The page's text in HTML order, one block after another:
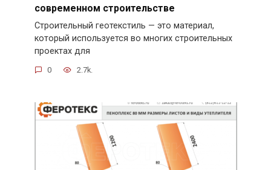
современном строительстве
Строительный геотекстиль — это материал,
который используется во многих строительных
проектах для
0 2.7k.